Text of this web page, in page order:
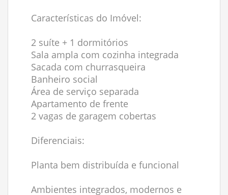
Características do Imóvel:
2 suíte + 1 dormitórios
Sala ampla com cozinha integrada
Sacada com churrasqueira
Banheiro social
Área de serviço separada
Apartamento de frente
2 vagas de garagem cobertas
Diferenciais:
Planta bem distribuída e funcional
Ambientes integrados, modernos e